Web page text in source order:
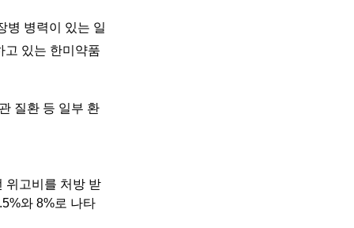
병 병력이 있는 일
고 있는 한미약품
질환 등 일부 환
위고비를 처방 받
와 8%로 나타